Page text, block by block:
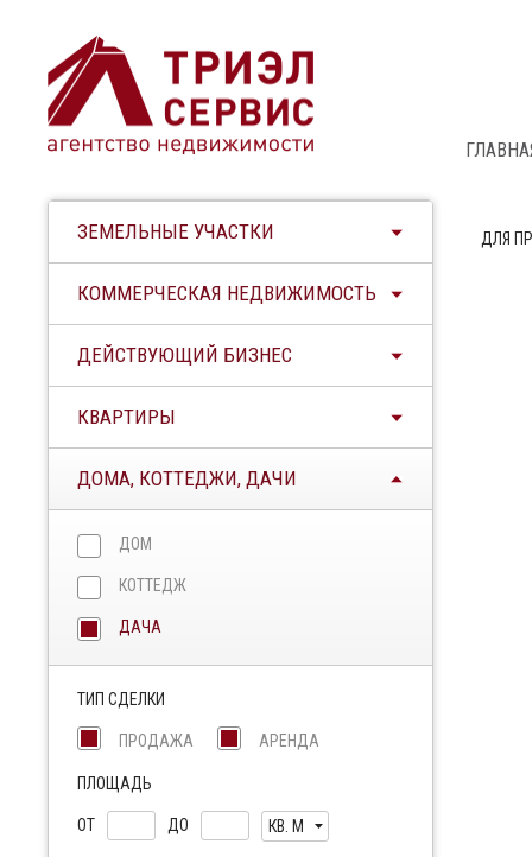
ЗЕМЕЛЬНЫЕ УЧАСТКИ
КОММЕРЧЕСКАЯ НЕДВИЖИМОСТЬ
ДЕЙСТВУЮЩИЙ БИЗНЕС
КВАРТИРЫ
ДОМА, КОТТЕДЖИ, ДАЧИ
ДОМ
КОТТЕДЖ
ДАЧА
ТИП СДЕЛКИ
ПРОДАЖА АРЕНДА
ПЛОЩАДЬ
ОТ ДО КВ. М
ДЛЯ